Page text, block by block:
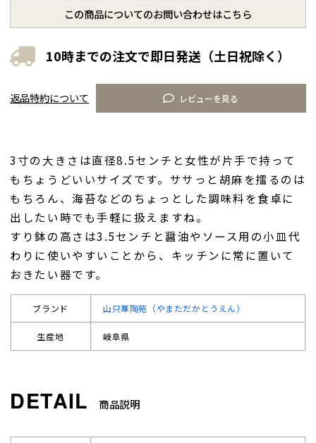
10時までの注文で即日発送（土日祝除く）
この商品についてのお問い合わせはこちら
レビューを見る
返品特約について
3寸の大きさは直径8.5センチと女性が片手で持って
もちょうどいいサイズです。ササっと胡麻を擂るのは
もちろん、海苔などのちょっとした調味料を食卓に
出したい時でも手軽に扱えますね。
すり鉢の高さは3.5センチと醤油やソース用の小皿代
わりに使いやすいことから、キッチンに常に置いて
おきたい器です。
ブランド 山只華陶苑（やまただかとうえん）
生産地 岐阜県
商品説明